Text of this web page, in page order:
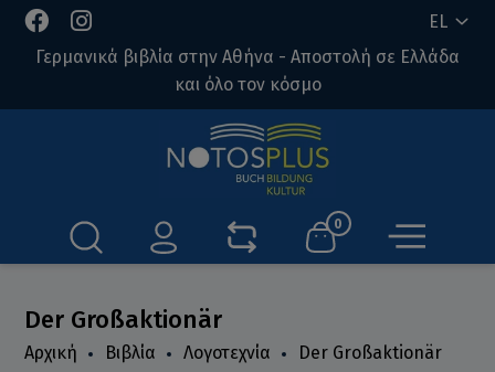
EL
Γερμανικά βιβλία στην Αθήνα - Αποστολή σε Ελλάδα
και όλο τον κόσμο
0
Der Großaktionär
Αρχική Βιβλία Λογοτεχνία Der Großaktionär